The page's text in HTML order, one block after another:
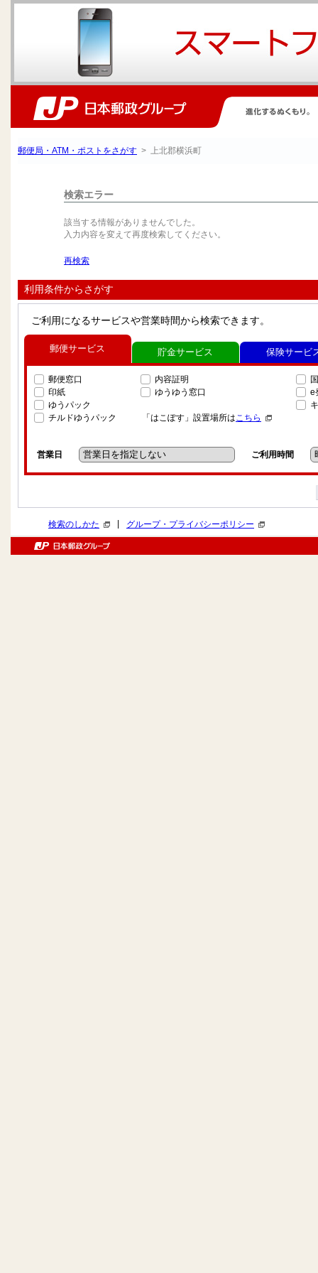
郵便局・ATM・ポストをさがす > 上北郡横浜町
検索エラー
該当する情報がありませんでした。
入力内容を変えて再度検索してください。
再検索
利用条件からさがす
ご利用になるサービスや営業時間から検索できます。
郵便サービス
郵便窓口
印紙
ゆうパック
チルドゆうパック
内容証明
ゆうゆう窓口
「はこぽす」設置場所はこちら
e
営業日 ご利用時間
貯金サービス 保険サービ
検索のしかた グループ・プライバシーポリシー